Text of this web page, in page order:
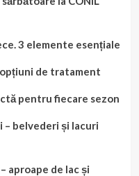
3 elemente esențiale
de tratament
pentru fiecare sezon
– belvederi și lacuri
aproape de lac și